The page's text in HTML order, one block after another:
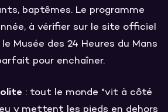
baptêmes. Le programme
à vérifier sur le site officiel
Musée des 24 Heures du Mans
pour enchaîner.
: tout le monde "vit à côté
y mettent les pieds en dehors